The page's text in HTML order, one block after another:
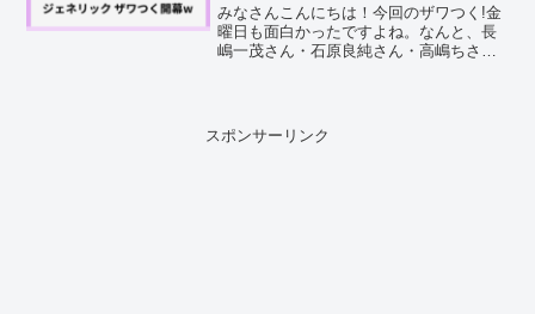
みなさんこんにちは！今回のザワつく!金
曜日も面白かったですよね。なんと、長
嶋一茂さん・石原良純さん・高嶋ちさ子
普段は完全に裏方のはず...
スポンサーリンク